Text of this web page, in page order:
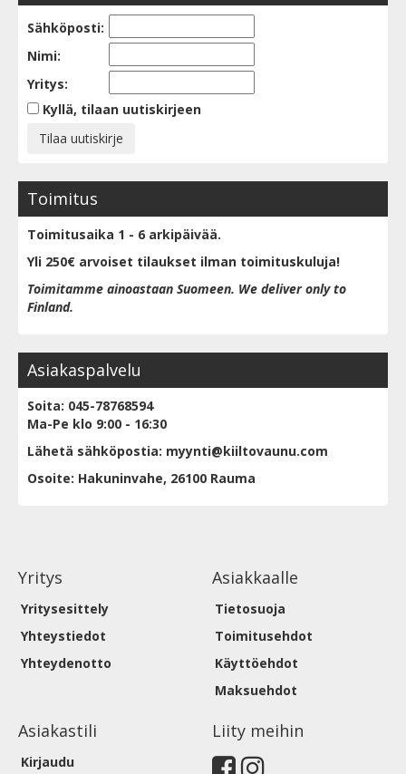
Sähköposti:
Nimi:
Yritys:
Kyllä, tilaan uutiskirjeen
Toimitus
Toimitusaika 1 - 6 arkipäivää.
Yli 250€ arvoiset tilaukset ilman toimituskuluja!
Toimitamme ainoastaan Suomeen. We deliver only to
Finland.
Asiakaspalvelu
Soita: 045-78768594
Ma-Pe klo 9:00 - 16:30
Lähetä sähköpostia: myynti@kiiltovaunu.com
Osoite: Hakuninvahe, 26100 Rauma
Yritys
Yritysesittely
Yhteystiedot
Yhteydenotto
Asiakkaalle
Tietosuoja
Toimitusehdot
Käyttöehdot
Maksuehdot
Asiakastili
Kirjaudu
Liity meihin